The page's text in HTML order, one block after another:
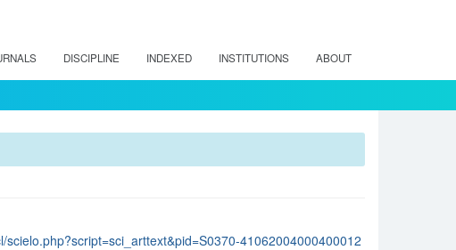
DISCIPLINE INDEXED INSTITUTIONS ABOUT
scielo.php?script=sci_arttext&pid=S0370-41062004000400012